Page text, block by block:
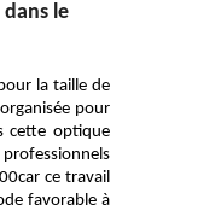
dans le
la taille de
pour
cette optique
ce travail
favorable à